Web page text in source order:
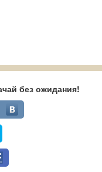
без ожидания!